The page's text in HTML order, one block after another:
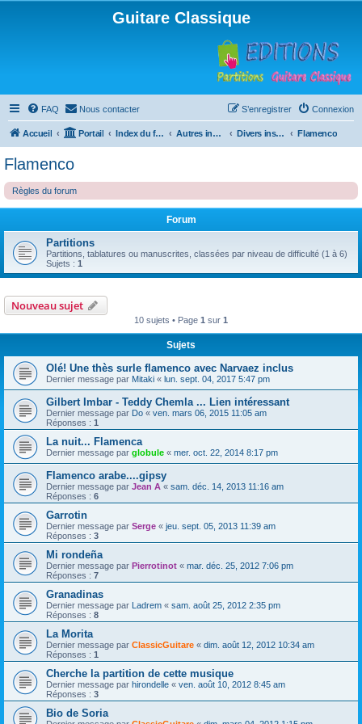
Guitare Classique
FAQ Nous contacter Connexion
S’enregistrer
Accueil Portail Index du forum Autres instruments à cordes pincées, ou styles Divers instruments Flamenco
Flamenco
Règles du forum
Forum
Partitions
Partitions, tablatures ou manuscrites, classées par niveau de difficulté (1 à 6)
Sujets : 1
Nouveau sujet
10 sujets • Page 1 sur 1
Sujets
Olé! Une thès surle flamenco avec Narvaez inclus
Dernier message par Mitaki « lun. sept. 04, 2017 5:47 pm
Gilbert Imbar - Teddy Chemla ... Lien intéressant
Dernier message par Do « ven. mars 06, 2015 11:05 am
Réponses : 1
La nuit... Flamenca
Dernier message par globule « mer. oct. 22, 2014 8:17 pm
Flamenco arabe....gipsy
Dernier message par Jean A « sam. déc. 14, 2013 11:16 am
Réponses : 6
Garrotin
Dernier message par Serge « jeu. sept. 05, 2013 11:39 am
Réponses : 3
Mi rondeña
Dernier message par Pierrotinot « mar. déc. 25, 2012 7:06 pm
Réponses : 7
Granadinas
Dernier message par Ladrem « sam. août 25, 2012 2:35 pm
Réponses : 8
La Morita
Dernier message par ClassicGuitare « dim. août 12, 2012 10:34 am
Réponses : 1
Cherche la partition de cette musique
Dernier message par hirondelle « ven. août 10, 2012 8:45 am
Réponses : 3
Bio de Soria